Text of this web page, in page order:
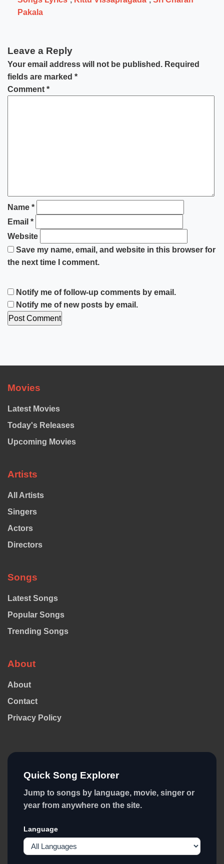
Pakala
Leave a Reply
Your email address will not be published. Required
fields are marked *
Comment *
Name *
Email *
Website
Save my name, email, and website in this browser for
the next time I comment.
Notify me of follow-up comments by email.
Notify me of new posts by email.
Movies
Latest Movies
Today's Releases
Upcoming Movies
Artists
All Artists
Singers
Actors
Directors
Songs
Latest Songs
Popular Songs
Trending Songs
About
About
Contact
Privacy Policy
Quick Song Explorer
Jump to songs by language, movie, singer or
year from anywhere on the site.
Language